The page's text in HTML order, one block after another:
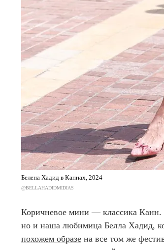
Белена Хадид в Каннах, 2024
@BELLAHADIDMIDIAS
Коричневое мини — классика Канн.
но и наша любимица Белла Хадид,
похожем образе на все том же